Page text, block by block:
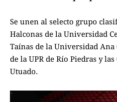
Se unen al selecto grupo
Halconas de la Universidad
Taínas de la Universidad Ana
de la UPR de Río Piedras y
Utuado.